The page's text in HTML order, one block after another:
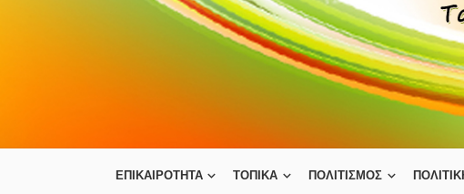
ΕΠΙΚΑΙΡΟΤΗΤΑ ΤΟΠΙΚΑ ΠΟΛΙΤΙΣΜΟΣ